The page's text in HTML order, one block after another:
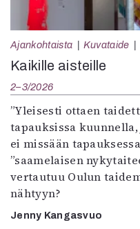
Ajankohtaista Kuvataide
Kaikille aisteille
2–3/2026
”Yleisesti ottaen
tapauksissa
ei missään
”saamelaisen
vertautuu Oulun
nähtyyn?
Jenny Kangasvuo